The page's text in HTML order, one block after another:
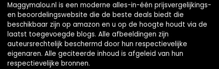
Maggymalou.nl is een moderne alles-in-één prijsvergelijkings-
en beoordelingswebsite die de beste deals biedt die
beschikbaar zijn op amazon en u op de hoogte houdt via de
laatst toegevoegde blogs. Alle afbeeldingen zijn
auteursrechtelijk beschermd door hun respectievelijke
eigenaren. Alle geciteerde inhoud is afgeleid van hun
respectievelijke bronnen.